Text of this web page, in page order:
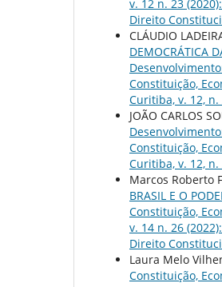
v. 12 n. 23
Direito
CLÁUDIO
DEMOCRÁTICA
Constituição,
Curitiba, v. 12,
JOÃO CARLOS
Constituição,
Curitiba, v. 12,
Marcos Roberto
BRASIL E O
Constituição,
v. 14 n. 26
Direito
Laura Melo
Constituição,